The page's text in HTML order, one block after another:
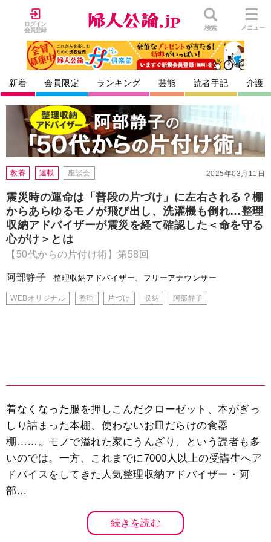
ログイン
会員登録
検索 メニュー
新着 会員限定 ランキング 芸能 読者手記 介護
2025年03月11日
教養 連載 座談会
震災時の運命は「普段の片づけ」に左右される？棚
からあらゆるモノが飛び出し、洗濯機も倒れ…整理
収納アドバイザーが震災を経て確認した＜命を守る
心がけ＞とは
【50代からの片付け術】第58回
阿部静子 整理収納アドバイザー、フリーアナウンサー
WEBオリジナル 整理 片づけ 収納 阿部静子
着なくなった服を押しこんだクローゼット、本がぎっ
しり詰まった本棚、使わないお皿だらけの食器
棚……。モノで溢れた家にうんざり、という読者も多
いのでは。一方、これまでに7000人以上の受講生へア
ドバイスをしてきた人気整理収納アドバイザー・阿
部...
続きを読む